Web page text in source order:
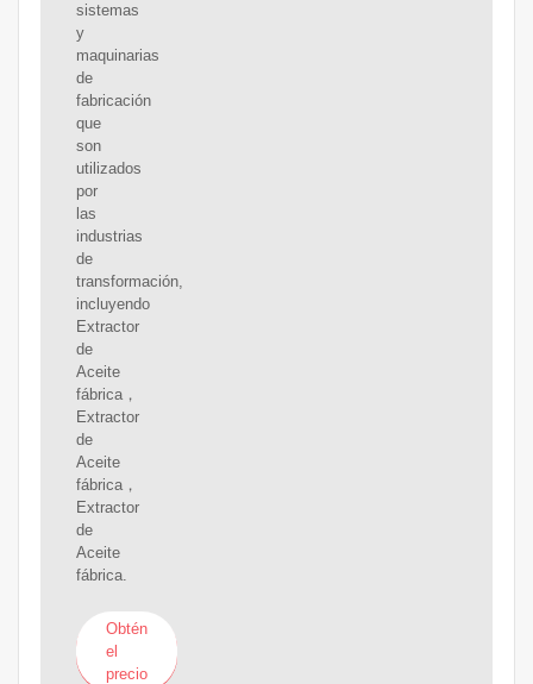
sistemas
y
maquinarias
de
fabricación
que
son
utilizados
por
las
industrias
de
transformación,
incluyendo
Extractor
de
Aceite
fábrica，
Extractor
de
Aceite
fábrica，
Extractor
de
Aceite
fábrica.
Obtén
el
precio